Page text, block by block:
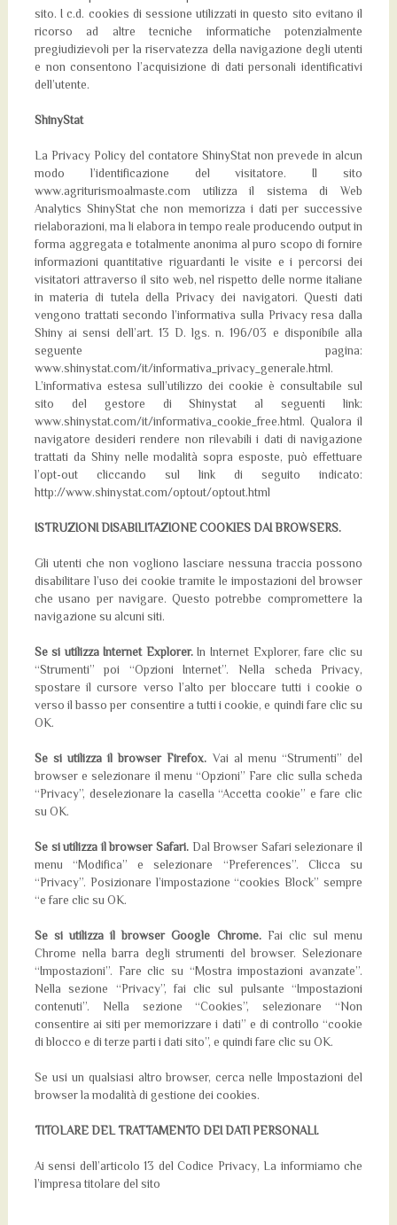
sito. I c.d. cookies di sessione utilizzati in questo sito evitano il
ricorso ad altre tecniche informatiche potenzialmente
pregiudizievoli per la riservatezza della navigazione degli utenti
e non consentono l’acquisizione di dati personali identificativi
dell’utente.
ShinyStat
La Privacy Policy del contatore ShinyStat non prevede in alcun
modo l’identificazione del visitatore. Il sito
www.agriturismoalmaste.com utilizza il sistema di Web
Analytics ShinyStat che non memorizza i dati per successive
rielaborazioni, ma li elabora in tempo reale producendo output in
forma aggregata e totalmente anonima al puro scopo di fornire
informazioni quantitative riguardanti le visite e i percorsi dei
visitatori attraverso il sito web, nel rispetto delle norme italiane
in materia di tutela della Privacy dei navigatori. Questi dati
vengono trattati secondo l’informativa sulla Privacy resa dalla
Shiny ai sensi dell’art. 13 D. lgs. n. 196/03 e disponibile alla
seguente pagina:
www.shinystat.com/it/informativa_privacy_generale.html.
L’informativa estesa sull’utilizzo dei cookie è consultabile sul
sito del gestore di Shinystat al seguenti link:
www.shinystat.com/it/informativa_cookie_free.html. Qualora il
navigatore desideri rendere non rilevabili i dati di navigazione
trattati da Shiny nelle modalità sopra esposte, può effettuare
l’opt-out cliccando sul link di seguito indicato:
http://www.shinystat.com/optout/optout.html
ISTRUZIONI DISABILITAZIONE COOKIES DAI BROWSERS.
Gli utenti che non vogliono lasciare nessuna traccia possono
disabilitare l’uso dei cookie tramite le impostazioni del browser
che usano per navigare. Questo potrebbe compromettere la
navigazione su alcuni siti.
Se si utilizza Internet Explorer.In Internet Explorer, fare clic su
“Strumenti” poi “Opzioni Internet”. Nella scheda Privacy,
spostare il cursore verso l’alto per bloccare tutti i cookie o
verso il basso per consentire a tutti i cookie, e quindi fare clic su
OK.
Se si utilizza il browser Firefox. Vai al menu “Strumenti” del
browser e selezionare il menu “Opzioni” Fare clic sulla scheda
“Privacy”, deselezionare la casella “Accetta cookie” e fare clic
su OK.
Se si utilizza il browser Safari. Dal Browser Safari selezionare il
menu “Modifica” e selezionare “Preferences”. Clicca su
“Privacy”. Posizionare l’impostazione “cookies Block” sempre
“e fare clic su OK.
Se si utilizza il browser Google Chrome.Fai clic sul menu
Chrome nella barra degli strumenti del browser. Selezionare
“Impostazioni”. Fare clic su “Mostra impostazioni avanzate”.
Nella sezione “Privacy”, fai clic sul pulsante “Impostazioni
contenuti”. Nella sezione “Cookies”, selezionare “Non
consentire ai siti per memorizzare i dati” e di controllo “cookie
di blocco e di terze parti i dati sito”, e quindi fare clic su OK.
Se usi un qualsiasi altro browser, cerca nelle Impostazioni del
browser la modalità di gestione dei cookies.
TITOLARE DEL TRATTAMENTO DEI DATI PERSONALI.
Ai sensi dell’articolo 13 del Codice Privacy, La informiamo che
l’impresa titolare del sito